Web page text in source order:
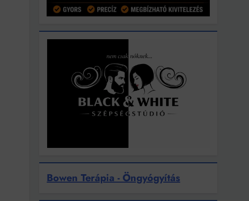
Bowen Terápia - Öngyógyítás